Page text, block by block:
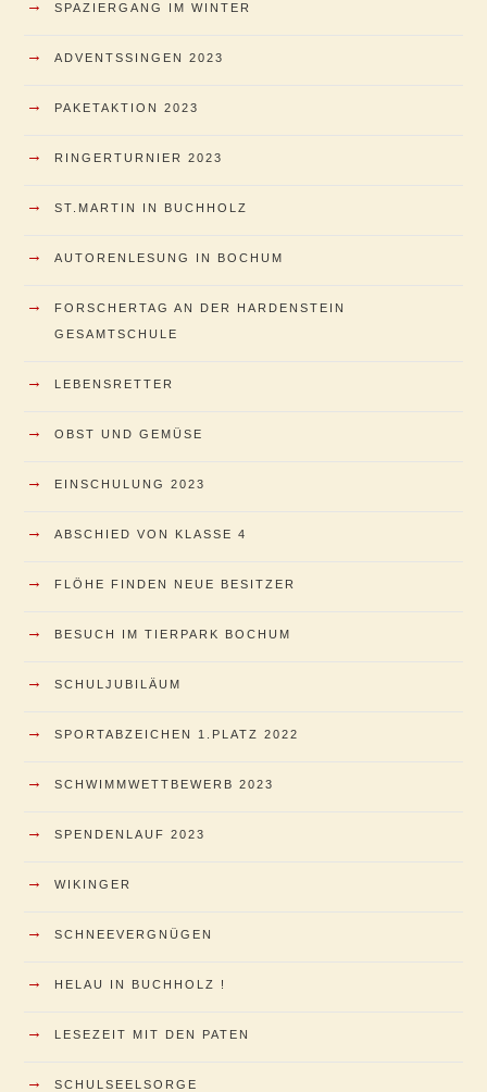
→ SPAZIERGANG IM WINTER
→ ADVENTSSINGEN 2023
→ PAKETAKTION 2023
→ RINGERTURNIER 2023
→ ST.MARTIN IN BUCHHOLZ
→ AUTORENLESUNG IN BOCHUM
→
FORSCHERTAG AN DER HARDENSTEIN
GESAMTSCHULE
→ LEBENSRETTER
→ OBST UND GEMÜSE
→ EINSCHULUNG 2023
→ ABSCHIED VON KLASSE 4
→ FLÖHE FINDEN NEUE BESITZER
→ BESUCH IM TIERPARK BOCHUM
→ SCHULJUBILÄUM
→ SPORTABZEICHEN 1.PLATZ 2022
→ SCHWIMMWETTBEWERB 2023
→ SPENDENLAUF 2023
→ WIKINGER
→ SCHNEEVERGNÜGEN
→ HELAU IN BUCHHOLZ !
→ LESEZEIT MIT DEN PATEN
→ SCHULSEELSORGE